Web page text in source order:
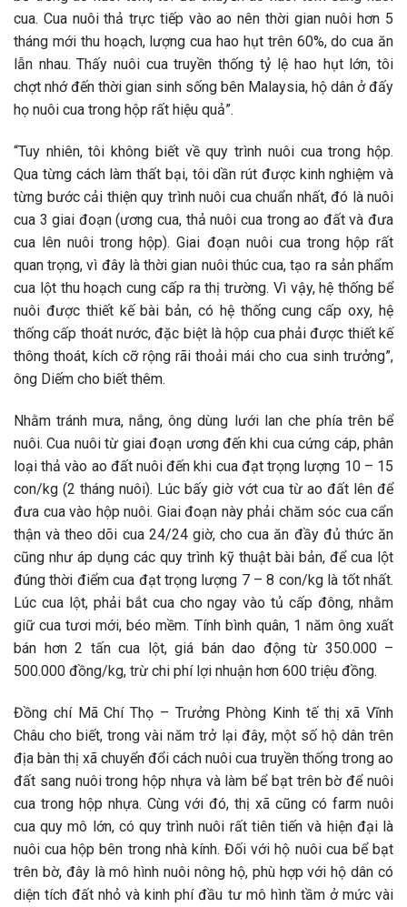
cua. Cua nuôi thả trực tiếp vào ao nên thời gian nuôi hơn 5
tháng mới thu hoạch, lượng cua hao hụt trên 60%, do cua ăn
lẫn nhau. Thấy nuôi cua truyền thống tỷ lệ hao hụt lớn, tôi
chợt nhớ đến thời gian sinh sống bên Malaysia, hộ dân ở đấy
họ nuôi cua trong hộp rất hiệu quả”.
“Tuy nhiên, tôi không biết về quy trình nuôi cua trong hộp.
Qua từng cách làm thất bại, tôi dần rút được kinh nghiệm và
từng bước cải thiện quy trình nuôi cua chuẩn nhất, đó là nuôi
cua 3 giai đoạn (ương cua, thả nuôi cua trong ao đất và đưa
cua lên nuôi trong hộp). Giai đoạn nuôi cua trong hộp rất
quan trọng, vì đây là thời gian nuôi thúc cua, tạo ra sản phẩm
cua lột thu hoạch cung cấp ra thị trường. Vì vậy, hệ thống bể
nuôi được thiết kế bài bản, có hệ thống cung cấp oxy, hệ
thống cấp thoát nước, đặc biệt là hộp cua phải được thiết kế
thông thoát, kích cỡ rộng rãi thoải mái cho cua sinh trưởng”,
ông Diếm cho biết thêm.
Nhằm tránh mưa, nắng, ông dùng lưới lan che phía trên bể
nuôi. Cua nuôi từ giai đoạn ương đến khi cua cứng cáp, phân
loại thả vào ao đất nuôi đến khi cua đạt trọng lượng 10 – 15
con/kg (2 tháng nuôi). Lúc bấy giờ vớt cua từ ao đất lên để
đưa cua vào hộp nuôi. Giai đoạn này phải chăm sóc cua cẩn
thận và theo dõi cua 24/24 giờ, cho cua ăn đầy đủ thức ăn
cũng như áp dụng các quy trình kỹ thuật bài bản, để cua lột
đúng thời điểm cua đạt trọng lượng 7 – 8 con/kg là tốt nhất.
Lúc cua lột, phải bắt cua cho ngay vào tủ cấp đông, nhằm
giữ cua tươi mới, béo mềm. Tính bình quân, 1 năm ông xuất
bán hơn 2 tấn cua lột, giá bán dao động từ 350.000 –
500.000 đồng/kg, trừ chi phí lợi nhuận hơn 600 triệu đồng.
Đồng chí Mã Chí Thọ – Trưởng Phòng Kinh tế thị xã Vĩnh
Châu cho biết, trong vài năm trở lại đây, một số hộ dân trên
địa bàn thị xã chuyển đổi cách nuôi cua truyền thống trong ao
đất sang nuôi trong hộp nhựa và làm bể bạt trên bờ để nuôi
cua trong hộp nhựa. Cùng với đó, thị xã cũng có farm nuôi
cua quy mô lớn, có quy trình nuôi rất tiên tiến và hiện đại là
nuôi cua hộp bên trong nhà kính. Đối với hộ nuôi cua bể bạt
trên bờ, đây là mô hình nuôi nông hộ, phù hợp với hộ dân có
diện tích đất nhỏ và kinh phí đầu tư mô hình tầm ở mức vài